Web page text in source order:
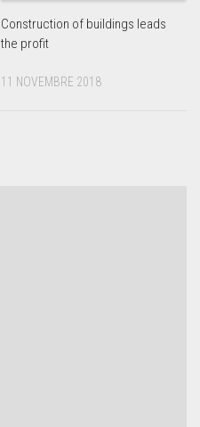
Construction of buildings leads
the profit
11 NOVEMBRE 2018